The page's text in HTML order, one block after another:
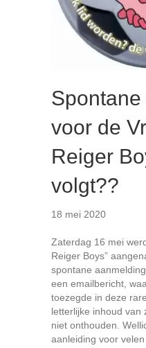
voor de
Reiger
volgt??
18 mei 2020
Zaterdag 16 mei
Reiger Boys”
spontane
een emailbericht,
toezegde in deze
letterlijke inhoud van
niet onthouden.
aanleiding voor